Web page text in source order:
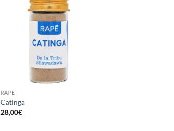
RAPÉ
Catinga
28,00€